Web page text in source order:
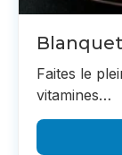
Faites le
vitamines…